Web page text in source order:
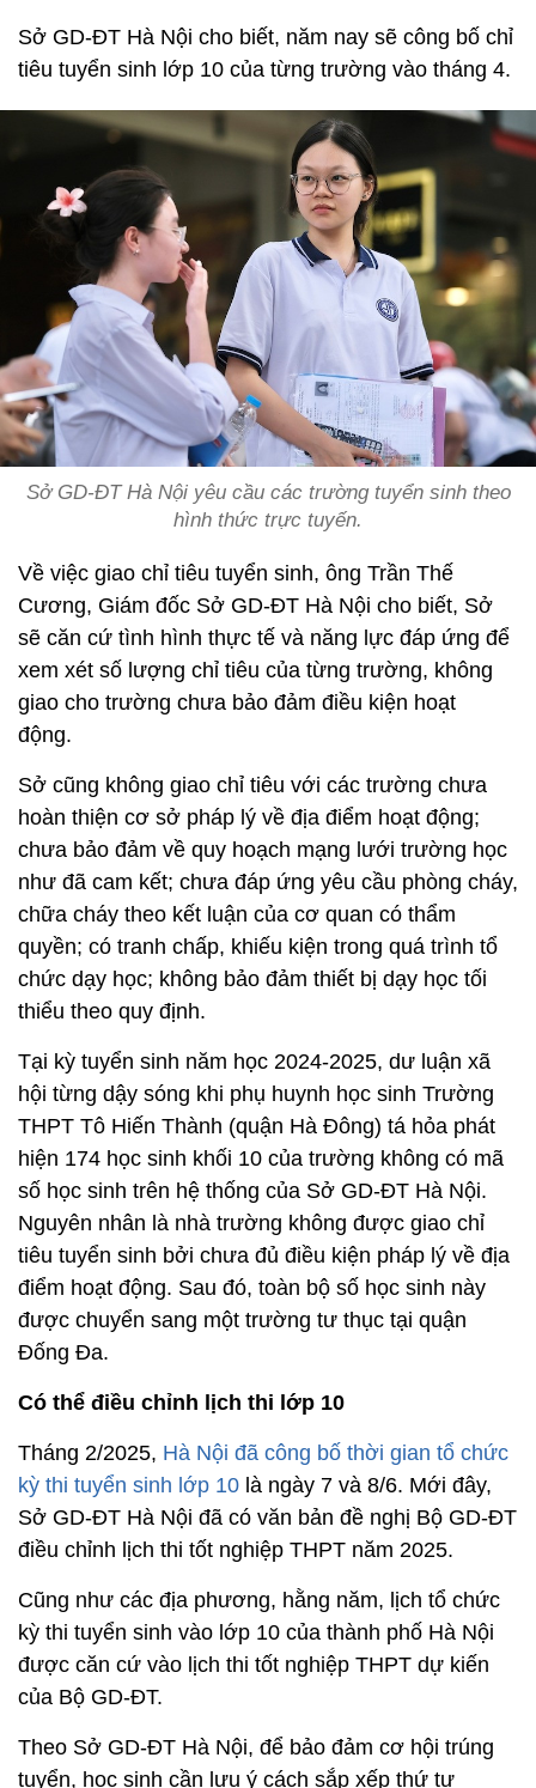
Sở GD-ĐT Hà Nội cho biết, năm nay sẽ công bố chỉ
tiêu tuyển sinh lớp 10 của từng trường vào tháng 4.
Sở GD-ĐT Hà Nội yêu cầu các trường tuyển sinh theo
hình thức trực tuyến.
Về việc giao chỉ tiêu tuyển sinh, ông Trần Thế
Cương, Giám đốc Sở GD-ĐT Hà Nội cho biết, Sở
sẽ căn cứ tình hình thực tế và năng lực đáp ứng để
xem xét số lượng chỉ tiêu của từng trường, không
giao cho trường chưa bảo đảm điều kiện hoạt
động.
Sở cũng không giao chỉ tiêu với các trường chưa
hoàn thiện cơ sở pháp lý về địa điểm hoạt động;
chưa bảo đảm về quy hoạch mạng lưới trường học
như đã cam kết; chưa đáp ứng yêu cầu phòng cháy,
chữa cháy theo kết luận của cơ quan có thẩm
quyền; có tranh chấp, khiếu kiện trong quá trình tổ
chức dạy học; không bảo đảm thiết bị dạy học tối
thiểu theo quy định.
Tại kỳ tuyển sinh năm học 2024-2025, dư luận xã
hội từng dậy sóng khi phụ huynh học sinh Trường
THPT Tô Hiến Thành (quận Hà Đông) tá hỏa phát
hiện 174 học sinh khối 10 của trường không có mã
số học sinh trên hệ thống của Sở GD-ĐT Hà Nội.
Nguyên nhân là nhà trường không được giao chỉ
tiêu tuyển sinh bởi chưa đủ điều kiện pháp lý về địa
điểm hoạt động. Sau đó, toàn bộ số học sinh này
được chuyển sang một trường tư thục tại quận
Đống Đa.
Có thể điều chỉnh lịch thi lớp 10
Tháng 2/2025, Hà Nội đã công bố thời gian tổ chức
kỳ thi tuyển sinh lớp 10 là ngày 7 và 8/6. Mới đây,
Sở GD-ĐT Hà Nội đã có văn bản đề nghị Bộ GD-ĐT
điều chỉnh lịch thi tốt nghiệp THPT năm 2025.
Cũng như các địa phương, hằng năm, lịch tổ chức
kỳ thi tuyển sinh vào lớp 10 của thành phố Hà Nội
được căn cứ vào lịch thi tốt nghiệp THPT dự kiến
của Bộ GD-ĐT.
Theo Sở GD-ĐT Hà Nội, để bảo đảm cơ hội trúng
tuyển, học sinh cần lưu ý cách sắp xếp thứ tự